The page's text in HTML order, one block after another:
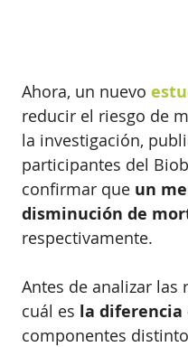
Ahora, un nuevo
reducir el riesgo de
la investigación,
participantes del
confirmar que un
disminución de
respectivamente.
Antes de analizar
cuál es la diferencia
componentes